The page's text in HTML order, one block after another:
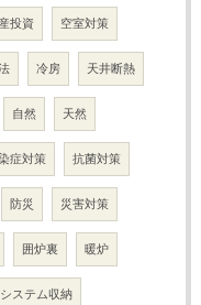
投資 空室対策
冷房 天井断熱
自然 天然
症対策 抗菌対策
防災 災害対策
囲炉裏 暖炉
システム収納